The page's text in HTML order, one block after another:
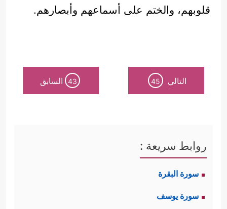
قلوبهم، والختم على أسماعهم وأبصارهم.
التالي 45
43 السابق
روابط سريعة :
سورة البقرة
سورة يوسف